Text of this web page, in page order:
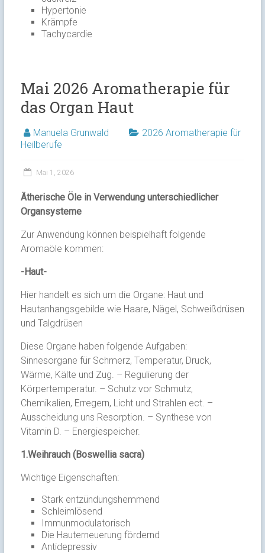
Hypertonie
Krämpfe
Tachycardie
Mai 2026 Aromatherapie für
das Organ Haut
Manuela Grunwald
2026 Aromatherapie für
Heilberufe
Mai 1, 2026
Ätherische Öle in Verwendung unterschiedlicher
Organsysteme
Zur Anwendung können beispielhaft folgende
Aromaöle kommen:
-Haut-
Hier handelt es sich um die Organe: Haut und
Hautanhangsgebilde wie Haare, Nägel, Schweißdrüsen
und Talgdrüsen
Diese Organe haben folgende Aufgaben:
Sinnesorgane für Schmerz, Temperatur, Druck,
Wärme, Kälte und Zug. – Regulierung der
Körpertemperatur. – Schutz vor Schmutz,
Chemikalien, Erregern, Licht und Strahlen ect. –
Ausscheidung uns Resorption. – Synthese von
Vitamin D. – Energiespeicher.
1.Weihrauch (Boswellia sacra)
Wichtige Eigenschaften:
Stark entzündungshemmend
Schleimlösend
Immunmodulatorisch
Die Hauterneuerung fördernd
Antidepressiv